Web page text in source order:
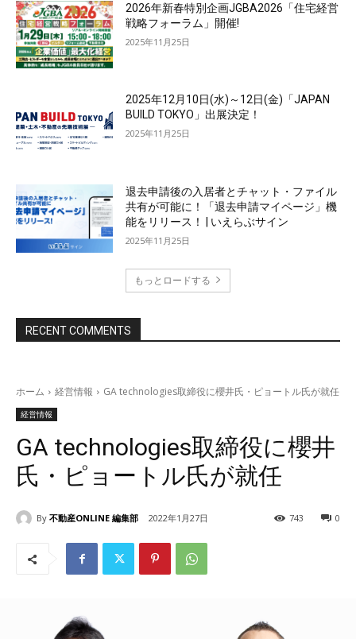
2026年新春特別企画JGBA2026「住宅経営
戦略フォーラム」開催!
2025年11月25日
2025年12月10日(水)～12日(金)「JAPAN
BUILD TOKYO」出展決定！
2025年11月25日
退去申請後の入居者とチャット・ファイル
共有が可能に！「退去申請マイページ」機
能をリリース！ | いえらぶサイン
2025年11月25日
もっとロードする
RECENT COMMENTS